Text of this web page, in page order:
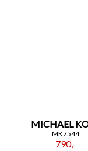
MICHAEL
MK7544
790,-